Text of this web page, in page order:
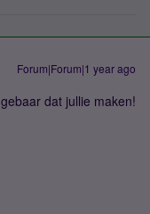
Forum|Forum|1 year ago
dat jullie maken!